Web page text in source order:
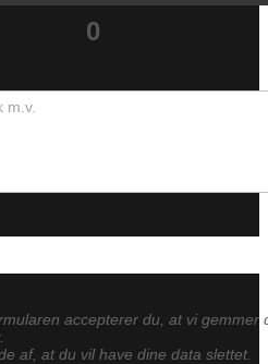
0
accepterer du, at vi gemmer
af, at du vil have dine data slettet.